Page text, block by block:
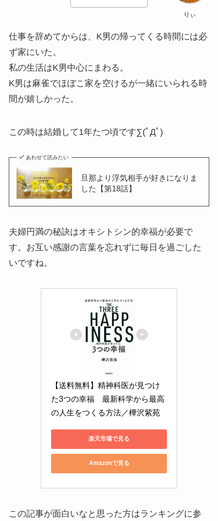
りぃ
仕事を辞めてからは、K男の帰ってくる時間には必
ず家にいた。
私の生活はK男中心にまわる。
K男は麻雀でほぼこ家を空けるが一緒にいられる時
間が嬉しかった。
この時は結婚して1年たつ頃です∑(ﾟДﾟ)
あわせて読みたい
旦那より浮気相手が好きになりま
した【第18話】
夫婦円満の秘訣はオキシトシン的幸福が必要で
す。お互い感謝の言葉を忘れずに毎日を過ごした
いですね。
【送料無料】精神科医が見つけ
た3つの幸福　最新科学から最高
の人生をつくる方法／樺沢紫苑
楽天市場で見る
Amazonで見る
この記事が面白いなと思った方はランキングに参